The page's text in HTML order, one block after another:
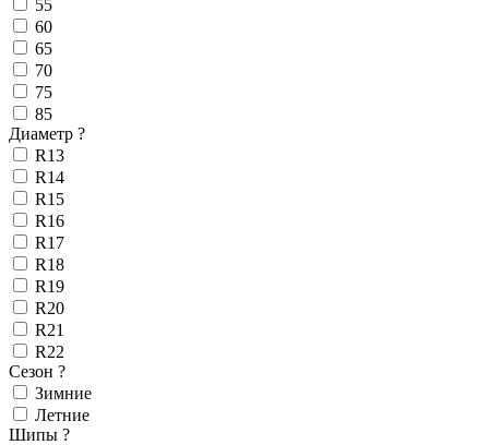
55
60
65
70
75
85
Диаметр ?
R13
R14
R15
R16
R17
R18
R19
R20
R21
R22
Сезон ?
Зимние
Летние
Шипы ?